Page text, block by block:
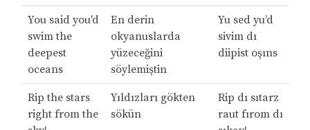
You said you'd
swim the
deepest
oceans
En derin
okyanuslarda
yüzeceğini
söylemiştin
Yu sed yu’d
sivim dı
diipist oşıns
Rip the stars
right from the
Yıldızları gökten
sökün
Rip dı sıtarz
raut fırom dı